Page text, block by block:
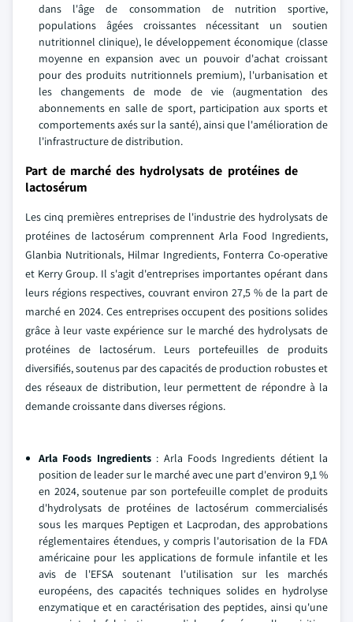
dans l'âge de consommation de nutrition sportive,
populations âgées croissantes nécessitant un soutien
nutritionnel clinique), le développement économique (classe
moyenne en expansion avec un pouvoir d'achat croissant
pour des produits nutritionnels premium), l'urbanisation et
les changements de mode de vie (augmentation des
abonnements en salle de sport, participation aux sports et
comportements axés sur la santé), ainsi que l'amélioration de
l'infrastructure de distribution.
Part de marché des hydrolysats de protéines de
lactosérum
Les cinq premières entreprises de l'industrie des hydrolysats de
protéines de lactosérum comprennent Arla Food Ingredients,
Glanbia Nutritionals, Hilmar Ingredients, Fonterra Co-operative
et Kerry Group. Il s'agit d'entreprises importantes opérant dans
leurs régions respectives, couvrant environ 27,5 % de la part de
marché en 2024. Ces entreprises occupent des positions solides
grâce à leur vaste expérience sur le marché des hydrolysats de
protéines de lactosérum. Leurs portefeuilles de produits
diversifiés, soutenus par des capacités de production robustes et
des réseaux de distribution, leur permettent de répondre à la
demande croissante dans diverses régions.
Arla Foods Ingredients : Arla Foods Ingredients détient la
position de leader sur le marché avec une part d'environ 9,1 %
en 2024, soutenue par son portefeuille complet de produits
d'hydrolysats de protéines de lactosérum commercialisés
sous les marques Peptigen et Lacprodan, des approbations
réglementaires étendues, y compris l'autorisation de la FDA
américaine pour les applications de formule infantile et les
avis de l'EFSA soutenant l'utilisation sur les marchés
européens, des capacités techniques solides en hydrolyse
enzymatique et en caractérisation des peptides, ainsi qu'une